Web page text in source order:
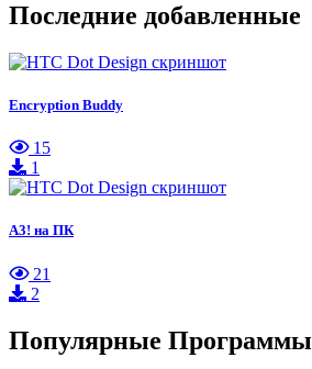
Последние добавленные
Encryption Buddy
15
1
A3! на ПК
21
2
Популярные Программы